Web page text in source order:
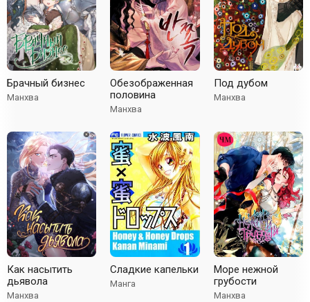
Брачный бизнес
Манхва
Обезображенная
половина
Манхва
Под дубом
Манхва
Как насытить
дьявола
Манхва
Сладкие капельки
Манга
Море нежной
грубости
Манхва